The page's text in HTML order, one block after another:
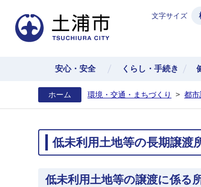
文字サイズ
安心・安全 くらし・手続き
ホーム 環境・交通・まちづくり > 都市
低未利用土地等の長期譲渡
低未利用土地等の譲渡に係る